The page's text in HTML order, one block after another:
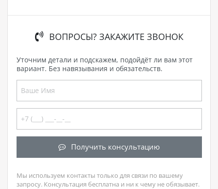
ВОПРОСЫ? ЗАКАЖИТЕ ЗВОНОК
Уточним детали и подскажем, подойдёт ли вам этот
вариант. Без навязывания и обязательств.
Получить консультацию
Мы используем контакты только для связи по вашему
запросу. Консультация бесплатна и ни к чему не обязывает.